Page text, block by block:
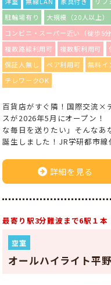
駐輪場有り
大規模（20人以上）
コンビニ・スーパー近い（徒歩5分
複数路線利用可
複数駅利用可
保証人無し
ペア利用可 無料イ
テレワークOK
百貨店がすぐ隣！国際交流×
スが2026年5月にオープン！
な毎日を送りたい」そんなあ
誕生しました！JR学研都市
詳細を見る
最寄り駅3分難波まで6駅１本
空室
オールハイライト平